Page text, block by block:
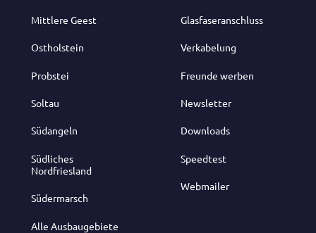
Mittlere Geest
Ostholstein
Probstei
Soltau
Südangeln
Südliches
Nordfriesland
Südermarsch
Alle Ausbaugebiete
Glasfaseranschluss
Verkabelung
Freunde werben
Newsletter
Downloads
Speedtest
Webmailer